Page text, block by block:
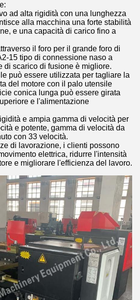
ad alta rigidità con una lunghezza
alla macchina una forte stabilità
e una capacità di carico fino a
il foro per il grande foro di
15 tipo di connessione naso a
di scarico di fusione è migliore.
può essere utilizzata per tagliare la
del motore con il palo utensile
conica lunga può essere girata
e l'alimentazione
e ampia gamma di velocità per
e potente, gamma di velocità da
con 33 velocità.
di lavorazione, i clienti possono
elettrica, ridurre l'intensità
e migliorare l'efficienza del lavoro.